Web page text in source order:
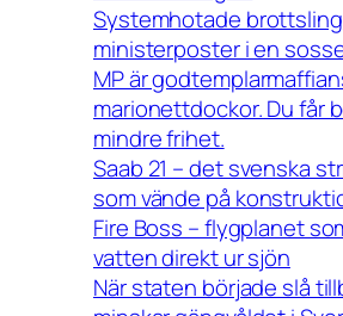
Systemhotade
ministerposter i en
MP är
marionettdockor. Du får
mindre frihet.
Saab 21 – det svenska
som vände på
Fire Boss – flygplanet
vatten direkt ur sjön
När staten började slå